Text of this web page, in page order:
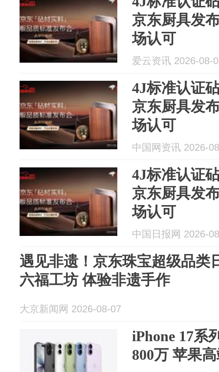
京东厨具发
场认可
爱云资讯 2026-08-
4J标准认证
京东厨具发
场认可
中国网资讯 2026-
4J标准认证
京东厨具发
场认可
中国日报网 2026-
遇见非遗！京东珠宝超级品类
六福工坊 体验非遗手作
大京新闻网 2026-08-07
iPhone 17系
800万 苹果